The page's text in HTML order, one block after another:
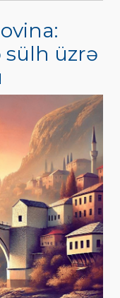
sülh üzrə